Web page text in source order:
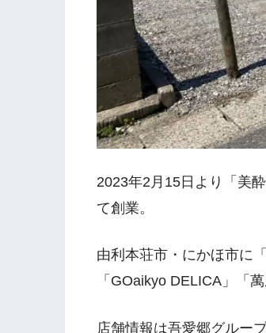
2023年2月15日より「美
て創業。
由利本荘市・にかほ市に
「GOaikyo DELICA」「
店舗情報は吾愛郷グルー